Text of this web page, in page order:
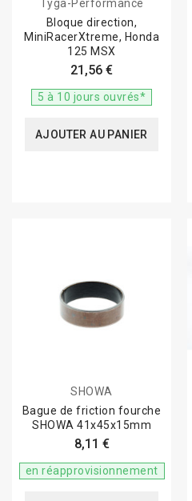
Tyga-Performance
Bloque direction,
MiniRacerXtreme, Honda
125 MSX
21,56 €
5 à 10 jours ouvrés*
AJOUTER AU PANIER
SHOWA
Bague de friction fourche
SHOWA 41x45x15mm
8,11 €
en réapprovisionnement